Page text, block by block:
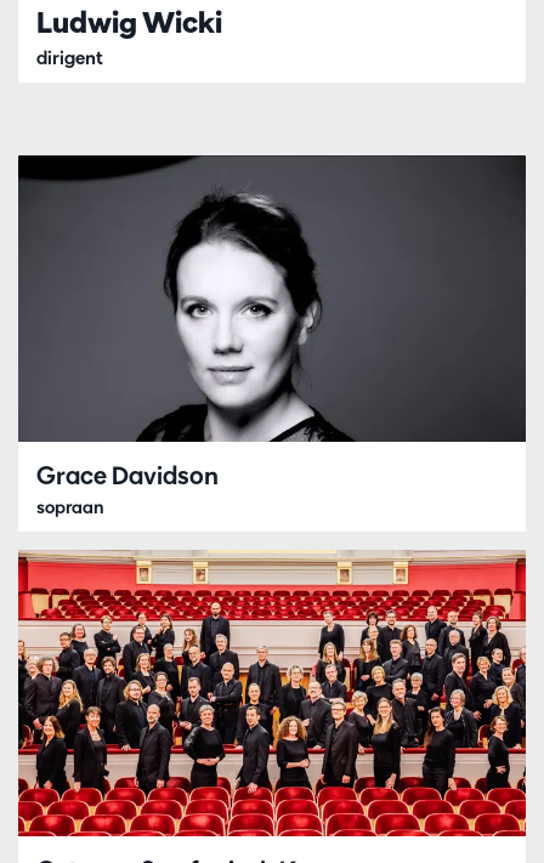
Ludwig Wicki
dirigent
Grace Davidson
sopraan